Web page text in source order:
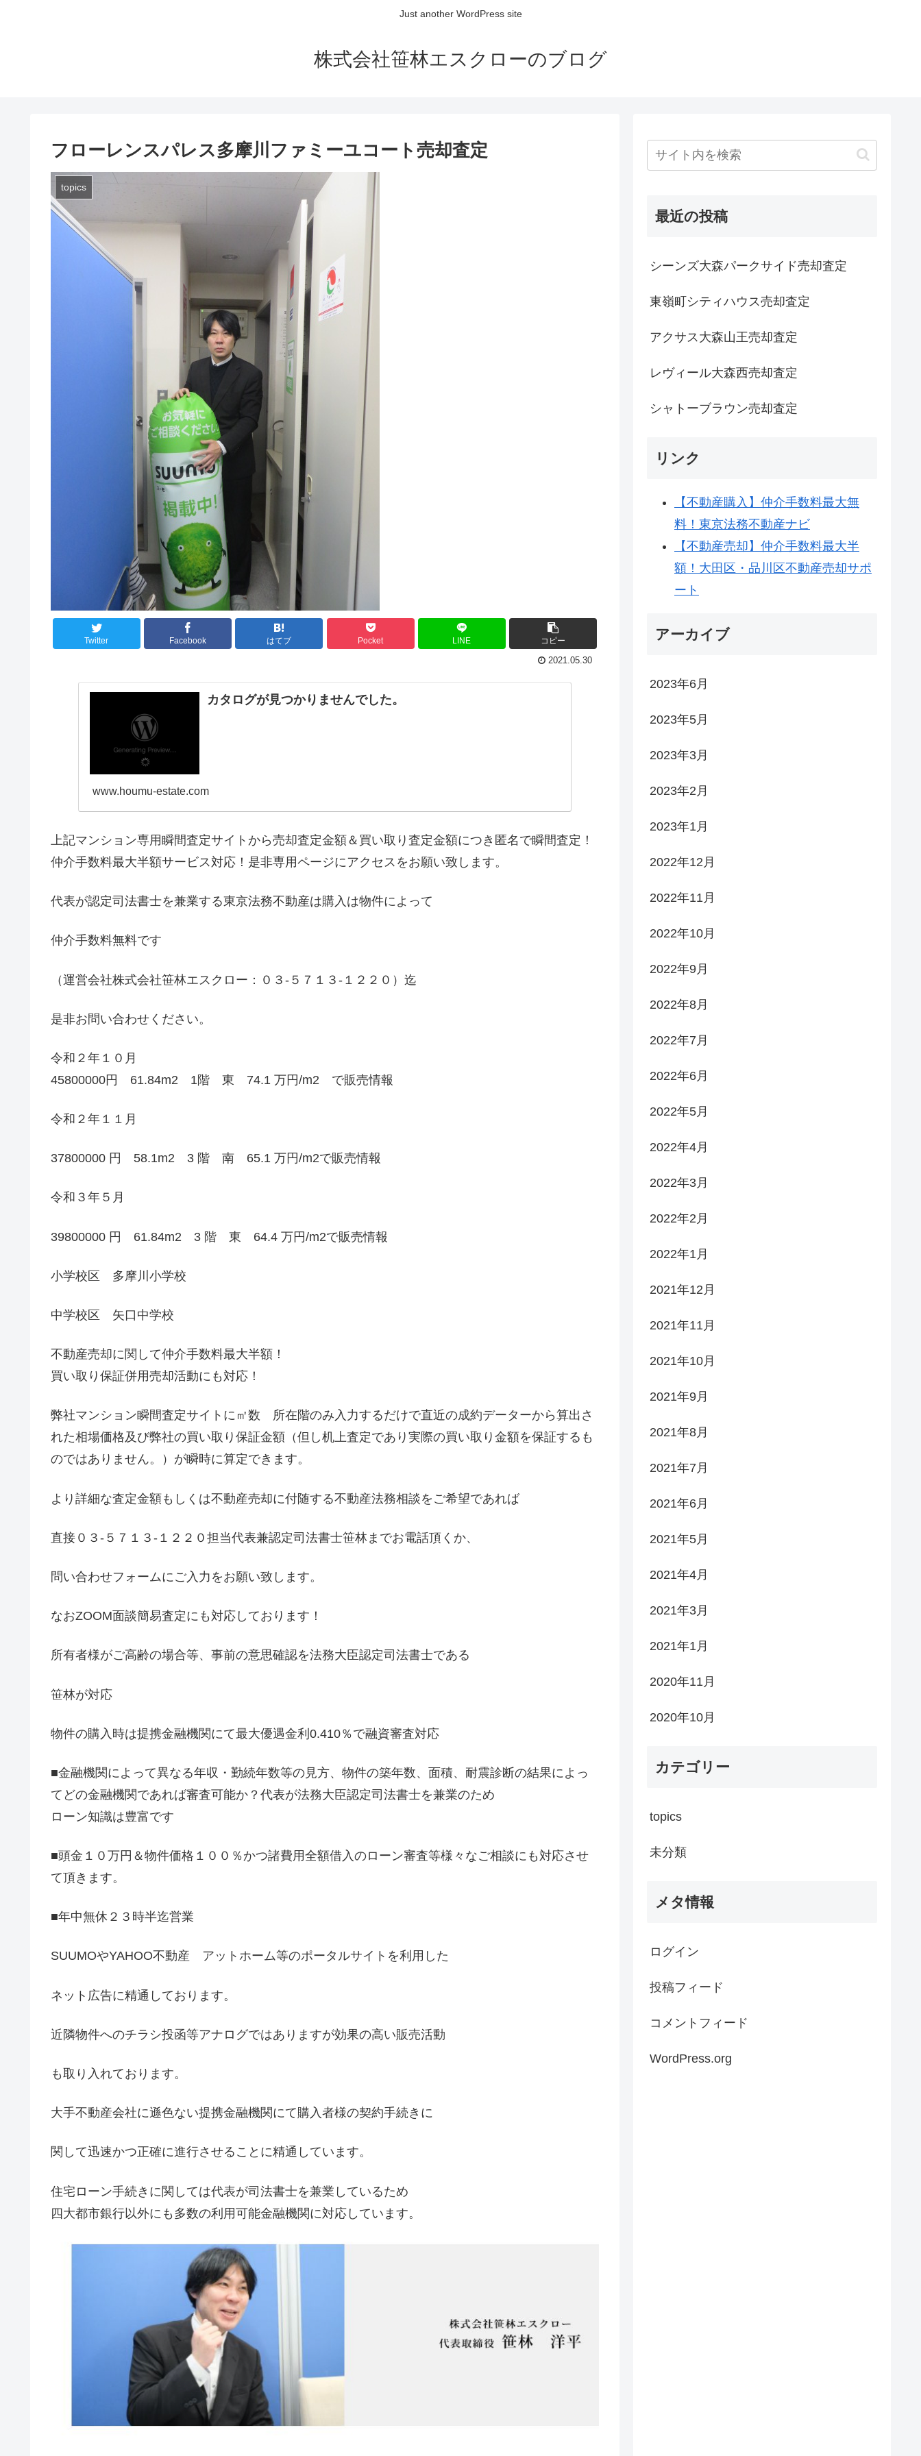
Just another WordPress site
株式会社笹林エスクローのブログ
フローレンスパレス多摩川ファミーユコート売却査定
topics
Twitter Facebook はてブ Pocket LINE コピー
2021.05.30
カタログが見つかりませんでした。
www.houmu-estate.com
上記マンション専用瞬間査定サイトから売却査定金額＆買い取り査定金額につき匿名で瞬間査定！
仲介手数料最大半額サービス対応！是非専用ページにアクセスをお願い致します。
代表が認定司法書士を兼業する東京法務不動産は購入は物件によって
仲介手数料無料です
（運営会社株式会社笹林エスクロー：０３-５７１３-１２２０）迄
是非お問い合わせください。
令和２年１０月
45800000円 61.84m2 1階 東 74.1 万円/m2 で販売情報
令和２年１１月
37800000 円 58.1m2 3 階 南 65.1 万円/m2で販売情報
令和３年５月
39800000 円 61.84m2 3 階 東 64.4 万円/m2で販売情報
小学校区 多摩川小学校
中学校区 矢口中学校
不動産売却に関して仲介手数料最大半額！
買い取り保証併用売却活動にも対応！
弊社マンション瞬間査定サイトに㎡数 所在階のみ入力するだけで直近の成約データーから算出さ
れた相場価格及び弊社の買い取り保証金額（但し机上査定であり実際の買い取り金額を保証するも
のではありません。）が瞬時に算定できます。
より詳細な査定金額もしくは不動産売却に付随する不動産法務相談をご希望であれば
直接０３-５７１３-１２２０担当代表兼認定司法書士笹林までお電話頂くか、
問い合わせフォームにご入力をお願い致します。
なおZOOM面談簡易査定にも対応しております！
所有者様がご高齢の場合等、事前の意思確認を法務大臣認定司法書士である
笹林が対応
物件の購入時は提携金融機関にて最大優遇金利0.410％で融資審査対応
■金融機関によって異なる年収・勤続年数等の見方、物件の築年数、面積、耐震診断の結果によっ
てどの金融機関であれば審査可能か？代表が法務大臣認定司法書士を兼業のため
ローン知識は豊富です
■頭金１０万円＆物件価格１００％かつ諸費用全額借入のローン審査等様々なご相談にも対応させ
て頂きます。
■年中無休２３時半迄営業
SUUMOやYAHOO不動産 アットホーム等のポータルサイトを利用した
ネット広告に精通しております。
近隣物件へのチラシ投函等アナログではありますが効果の高い販売活動
も取り入れております。
大手不動産会社に遜色ない提携金融機関にて購入者様の契約手続きに
関して迅速かつ正確に進行させることに精通しています。
住宅ローン手続きに関しては代表が司法書士を兼業しているため
四大都市銀行以外にも多数の利用可能金融機関に対応しています。
最近の投稿
シーンズ大森パークサイド売却査定
東嶺町シティハウス売却査定
アクサス大森山王売却査定
レヴィール大森西売却査定
シャトーブラウン売却査定
リンク
【不動産購入】仲介手数料最大無
料！東京法務不動産ナビ
【不動産売却】仲介手数料最大半
額！大田区・品川区不動産売却サポ
ート
アーカイブ
2023年6月
2023年5月
2023年3月
2023年2月
2023年1月
2022年12月
2022年11月
2022年10月
2022年9月
2022年8月
2022年7月
2022年6月
2022年5月
2022年4月
2022年3月
2022年2月
2022年1月
2021年12月
2021年11月
2021年10月
2021年9月
2021年8月
2021年7月
2021年6月
2021年5月
2021年4月
2021年3月
2021年1月
2020年11月
2020年10月
カテゴリー
topics
未分類
メタ情報
ログイン
投稿フィード
コメントフィード
WordPress.org